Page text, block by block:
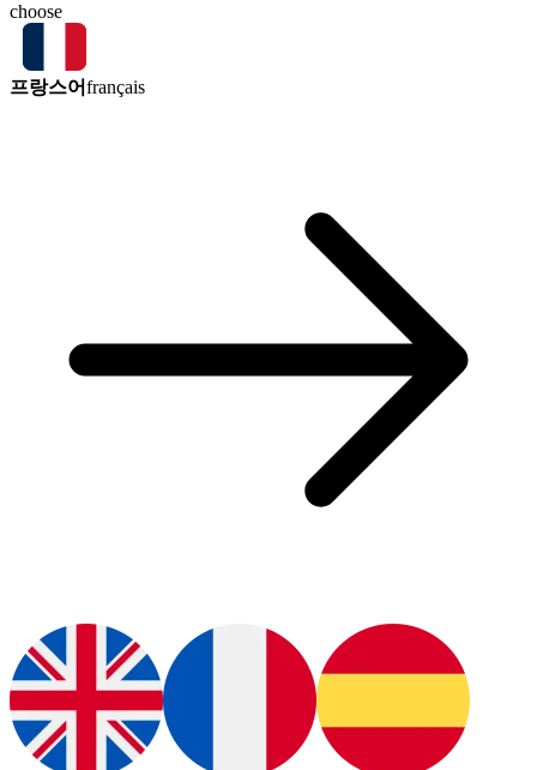
choose
프랑스어français